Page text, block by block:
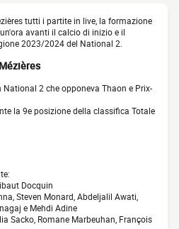
tutti i partite in live, la formazione
avanti il calcio di inizio e il
2023/2024 del National 2.
2 che opponeva Thaon e Prix-
la 9e posizione della classifica Totale
Docquin
Steven Monard, Abdeljalil Awati,
e Mehdi Adine
Sacko, Romane Marbeuhan, François